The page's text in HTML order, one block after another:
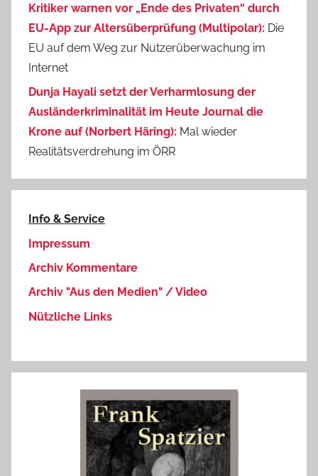
Kritiker warnen vor „Ende des Privaten“ durch
EU-App zur Altersüberprüfung (Multipolar): Die
EU auf dem Weg zur Nutzerüberwachung im
Internet
Dunja Hayali setzt der Verharmlosung der
Ausländerkriminalität im Heute Journal die
Krone auf (Norbert Häring): Mal wieder
Realitätsverdrehung im ÖRR
Info & Service
Impressum
Archiv Kommentare
Archiv "Aus den Medien" / Video
Nützliche Links